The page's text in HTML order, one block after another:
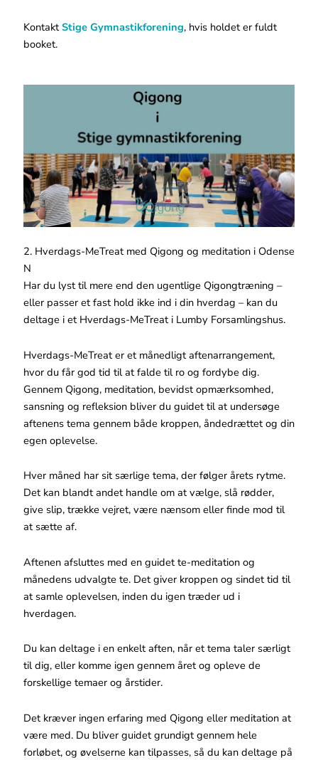
KontaktStige Gymnastikforening, hvis holdet er fuldt
booket.
2. Hverdags-MeTreat med Qigong og meditation i Odense
N
Har du lyst til mere end den ugentlige Qigongtræning –
eller passer et fast hold ikke ind i din hverdag – kan du
deltage i et Hverdags-MeTreat i Lumby Forsamlingshus.
Hverdags-MeTreat er et månedligt aftenarrangement,
hvor du får god tid til at falde til ro og fordybe dig.
Gennem Qigong, meditation, bevidst opmærksomhed,
sansning og refleksion bliver du guidet til at undersøge
aftenens tema gennem både kroppen, åndedrættet og din
egen oplevelse.
Hver måned har sit særlige tema, der følger årets rytme.
Det kan blandt andet handle om at vælge, slå rødder,
give slip, trække vejret, være nænsom eller finde mod til
at sætte af.
Aftenen afsluttes med en guidet te-meditation og
månedens udvalgte te. Det giver kroppen og sindet tid til
at samle oplevelsen, inden du igen træder ud i
hverdagen.
Du kan deltage i en enkelt aften, når et tema taler særligt
til dig, eller komme igen gennem året og opleve de
forskellige temaer og årstider.
Det kræver ingen erfaring med Qigong eller meditation at
være med. Du bliver guidet grundigt gennem hele
forløbet, og øvelserne kan tilpasses, så du kan deltage på